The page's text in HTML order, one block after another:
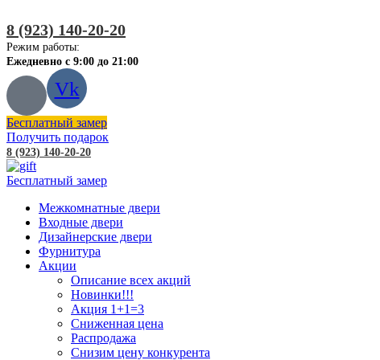
8 (923) 140-20-20
Режим работы:
Ежедневно с 9:00 до 21:00
Vk
Бесплатный замер
Получить подарок
8 (923) 140-20-20
Бесплатный замер
Межкомнатные двери
Входные двери
Дизайнерские двери
Фурнитура
Акции
Описание всех акций
Новинки!!!
Акция 1+1=3
Сниженная цена
Распродажа
Снизим цену конкурента